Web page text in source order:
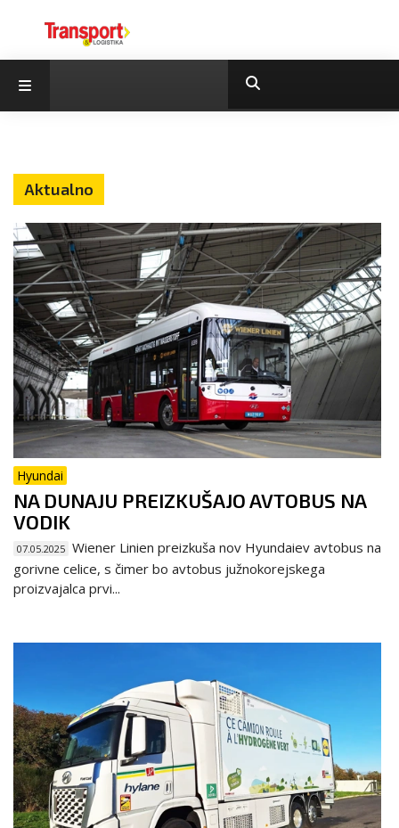
Aktualno
Hyundai
NA DUNAJU PREIZKUŠAJO AVTOBUS NA
VODIK
07.05.2025 Wiener Linien preizkuša nov Hyundaiev avtobus na
gorivne celice, s čimer bo avtobus južnokorejskega
proizvajalca prvi...